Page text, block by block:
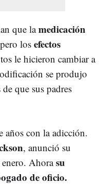
que lamedicación
los efectos
le hicieron cambiar a
se produjo
que sus padres
años con la adicción.
, anunció su
enero. Ahorasu
de oficio.